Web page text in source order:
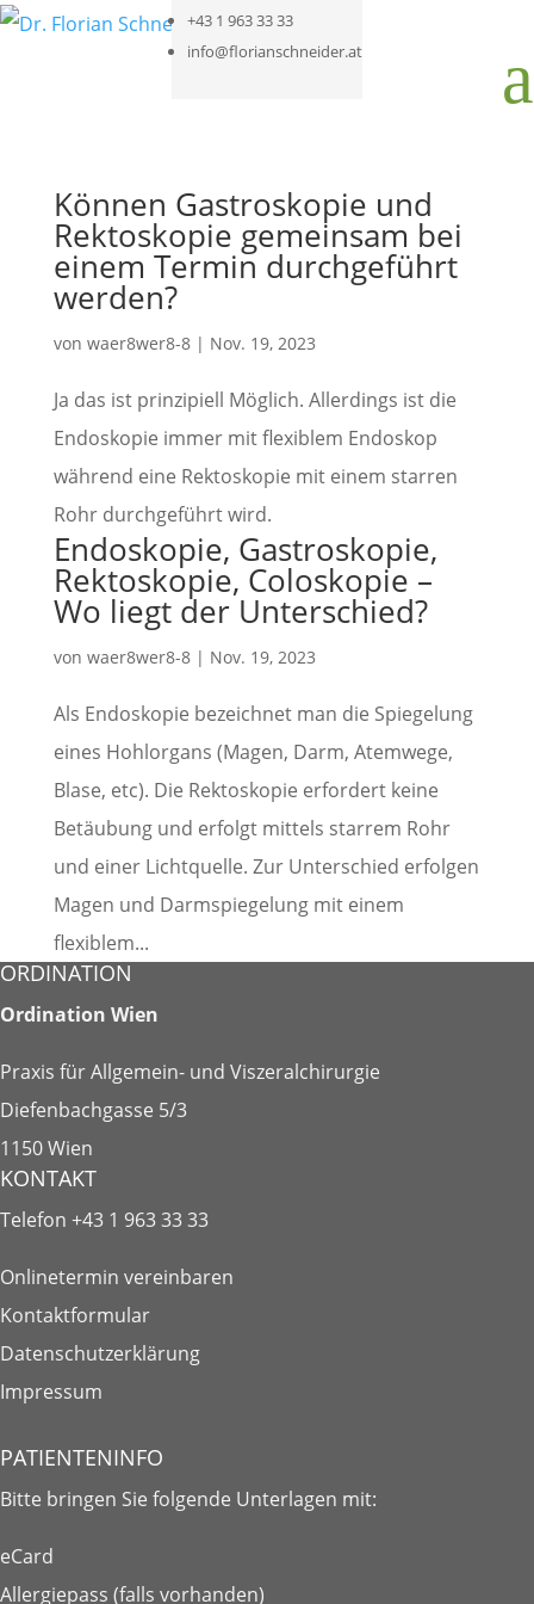
+43 1 963 33 33
info@florianschneider.at
a
Können Gastroskopie und
Rektoskopie gemeinsam bei
einem Termin durchgeführt
werden?
von waer8wer8-8| Nov. 19, 2023
Ja das ist prinzipiell Möglich. Allerdings ist die
Endoskopie immer mit flexiblem Endoskop
während eine Rektoskopie mit einem starren
Rohr durchgeführt wird.
Endoskopie, Gastroskopie,
Rektoskopie, Coloskopie –
Wo liegt der Unterschied?
von waer8wer8-8| Nov. 19, 2023
Als Endoskopie bezeichnet man die Spiegelung
eines Hohlorgans (Magen, Darm, Atemwege,
Blase, etc). Die Rektoskopie erfordert keine
Betäubung und erfolgt mittels starrem Rohr
und einer Lichtquelle. Zur Unterschied erfolgen
Magen und Darmspiegelung mit einem
flexiblem...
ORDINATION
Ordination Wien
Praxis für Allgemein- und Viszeralchirurgie
Diefenbachgasse 5/3
1150 Wien
KONTAKT
Telefon +43 1 963 33 33
Onlinetermin vereinbaren
Kontaktformular
Datenschutzerklärung
Impressum
PATIENTENINFO
Bitte bringen Sie folgende Unterlagen mit:
eCard
Allergiepass (falls vorhanden)